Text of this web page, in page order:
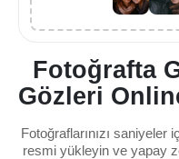
Fotoğrafta
Gözleri
Fotoğraflarınızı
resmi yükleyin ve yapay